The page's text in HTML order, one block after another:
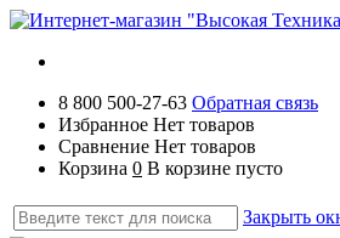
8 800 500-27-63 Обратная связь
Избранное Нет товаров
Сравнение Нет товаров
Корзина 0 В корзине пусто
Закрыть